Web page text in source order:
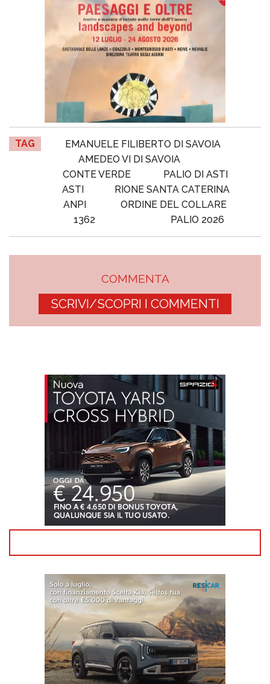
TAG
EMANUELE FILIBERTO DI SAVOIA
AMEDEO VI DI SAVOIA
CONTE VERDE
PALIO DI ASTI
ASTI
RIONE SANTA CATERINA
ANPI
ORDINE DEL COLLARE
1362
PALIO 2026
COMMENTA
SCRIVI/SCOPRI I COMMENTI